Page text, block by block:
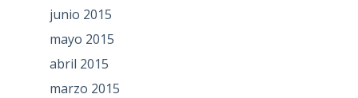
junio 2015
mayo 2015
abril 2015
marzo 2015